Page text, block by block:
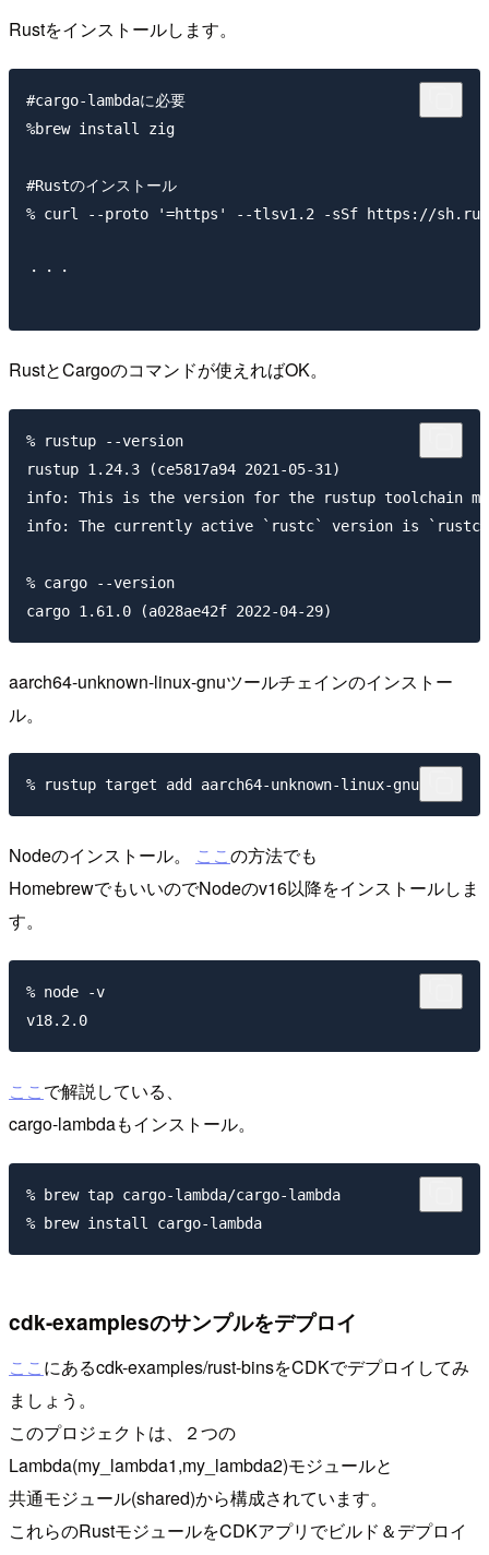
Rustをインストールします。
#cargo-lambdaに必要
%brew install zig
#Rustのインストール
% curl --proto '=https' --tlsv1.2 -sSf https://
・・・
RustとCargoのコマンドが使えればOK。
% rustup --version
rustup 1.24.3 (ce5817a94 2021-05-31)
info: This is the version for the rustup toolchain
info: The currently active `rustc` version is `rustc
% cargo --version
aarch64-unknown-linux-gnuツールチェインのインストー
ル。
Nodeのインストール。 ここの方法でも
HomebrewでもいいのでNodeのv16以降をインストールしま
す。
% node -v
ここで解説している、
cargo-lambdaもインストール。
% brew tap cargo-lambda/cargo-lambda
cdk-examplesのサンプルをデプロイ
ここにあるcdk-examples/rust-binsをCDKでデプロイしてみ
ましょう。
このプロジェクトは、２つの
Lambda(my_lambda1,my_lambda2)モジュールと
共通モジュール(shared)から構成されています。
これらのRustモジュールをCDKアプリでビルド＆デプロイ